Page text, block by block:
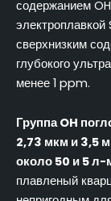
содержанием
электроплавкой
сверхнизким
глубокого
менее 1 ppm.
Группа OH
2,73 мкм и 3,5
около 50 и 5 л-
плавленый